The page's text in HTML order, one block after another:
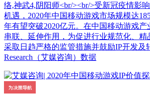
络,神武4,阴阳师<br/><br/>受新冠疫情影
机遇，2020年中国移动游戏市场规模达
年有望突破2020亿元。在中国移动游戏产
串联、延伸作用，为促进行业规范化、精
采取日趋严格的监管措施并鼓励IP开发及
Research（艾媒咨询）数据